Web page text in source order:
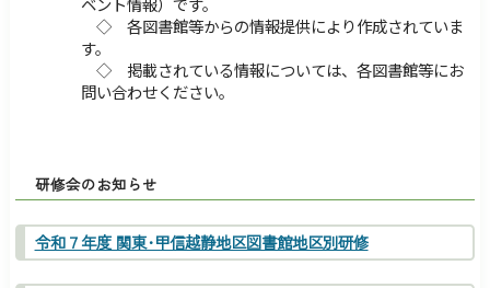
検索
◇ 各図書館等からの情報提供により作成されていま
す。
◇ 掲載されている情報については、各図書館等にお
問い合わせください。
研修会のお知らせ
令和７年度 関東･甲信越静地区図書館地区別研修